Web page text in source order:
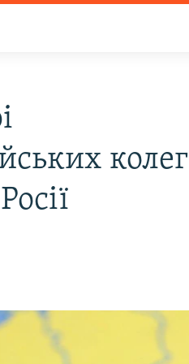
колег